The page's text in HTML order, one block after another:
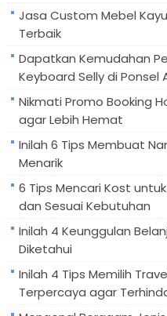
Jasa Custom Mebel
Terbaik
Dapatkan Kemudahan
Keyboard Selly di Ponsel
Nikmati Promo Booking
agar Lebih Hemat
Inilah 6 Tips Membuat
Menarik
6 Tips Mencari Kost
dan Sesuai Kebutuhan
Inilah 4 Keunggulan
Diketahui
Inilah 4 Tips Memilih
Terpercaya agar